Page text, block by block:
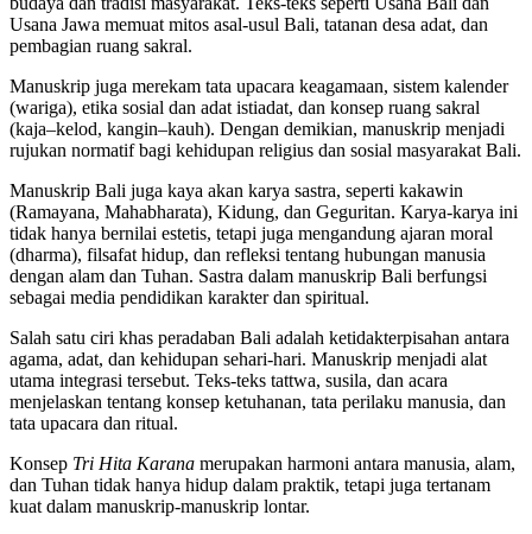
Usana Jawa memuat mitos asal-usul Bali, tatanan desa adat, dan
pembagian ruang sakral.
Manuskrip juga merekam tata upacara keagamaan, sistem kalender
(wariga), etika sosial dan adat istiadat, dan konsep ruang sakral
(kaja–kelod, kangin–kauh). Dengan demikian, manuskrip menjadi
rujukan normatif bagi kehidupan religius dan sosial masyarakat Bali.
Manuskrip Bali juga kaya akan karya sastra, seperti kakawin
(Ramayana, Mahabharata), Kidung, dan Geguritan. Karya-karya ini
tidak hanya bernilai estetis, tetapi juga mengandung ajaran moral
(dharma), filsafat hidup, dan refleksi tentang hubungan manusia
dengan alam dan Tuhan. Sastra dalam manuskrip Bali berfungsi
sebagai media pendidikan karakter dan spiritual.
Salah satu ciri khas peradaban Bali adalah ketidakterpisahan antara
agama, adat, dan kehidupan sehari-hari. Manuskrip menjadi alat
utama integrasi tersebut. Teks-teks tattwa, susila, dan acara
menjelaskan tentang konsep ketuhanan, tata perilaku manusia, dan
tata upacara dan ritual.
Konsep Tri Hita Karana merupakan harmoni antara manusia, alam,
dan Tuhan tidak hanya hidup dalam praktik, tetapi juga tertanam
kuat dalam manuskrip-manuskrip lontar.